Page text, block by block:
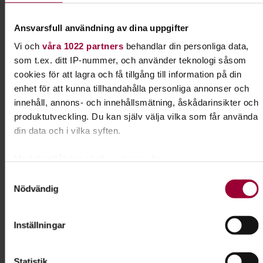
Ansvarsfull användning av dina uppgifter
Vi och våra 1022 partnersbehandlar din personliga data,
som t.ex. ditt IP-nummer, och använder teknologi såsom
cookies för att lagra och få tillgång till information på din
enhet för att kunna tillhandahålla personliga annonser och
innehåll, annons- och innehållsmätning, åskådarinsikter och
produktutveckling. Du kan själv välja vilka som får använda
din data och i vilka syften.
kan ha en noggrannhet på upp till flera meter
Ta reda på mer om hur dina personliga uppgifter behandlas
Nödvändig
Inställningar
Manuela de Gouveia
Folkbildningsutvecklare
Skicka e-post
08-555 352 40
Dela: Facebook
god kontakt med din hund och lägger grunden för